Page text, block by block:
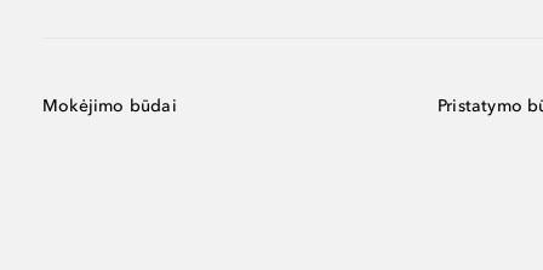
Mokėjimo būdai Pristatymo